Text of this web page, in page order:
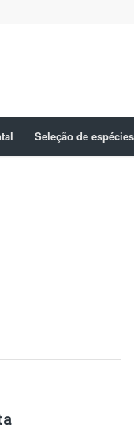
Seleção de espécies